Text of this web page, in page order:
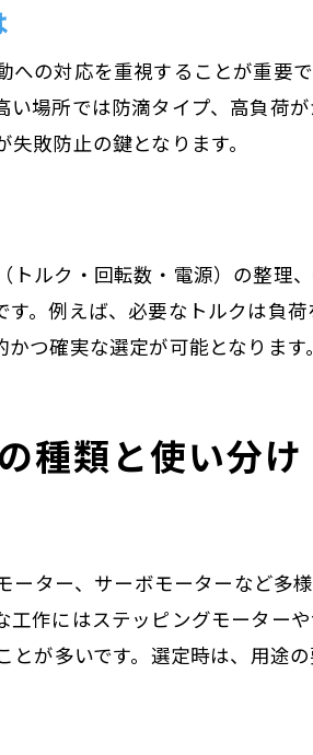
ーの極数が性能に与える影響とは
ーター極数が性能に及ぼす基本的
モーターと6Pモーターの違いを
数の違いとモーター選定の重要性
最適なモーターの選び方ガイド
作モーター選びで失敗しないコツ
モーター選びに役立つ実例と注意点
ーターの種類を用途別に解説
相モーター種類と用途ごとの選
相モーター選定で知るべき基本
途別三相モーターの特徴と選定方
の対応を重視することが重要
場所では防滴タイプ、高負荷
敗防止の鍵となります。
ルク・回転数・電源）の整理
。例えば、必要なトルクは負
つ確実な選定が可能となります。
種類と使い分け
ーター、サーボモーターなど
作にはステッピングモーター
とが多いです。選定時は、用途